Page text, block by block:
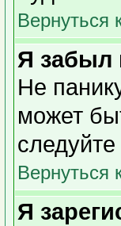
Вернуться
Я забыл
Не
может
Вернуться
Я